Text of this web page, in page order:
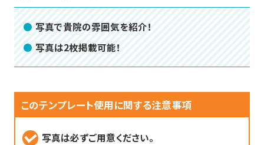
写真で貴院の雰囲気を紹介！
写真は2枚掲載可能！
このテンプレート使用に関する注意事項
写真は必ずご用意ください。